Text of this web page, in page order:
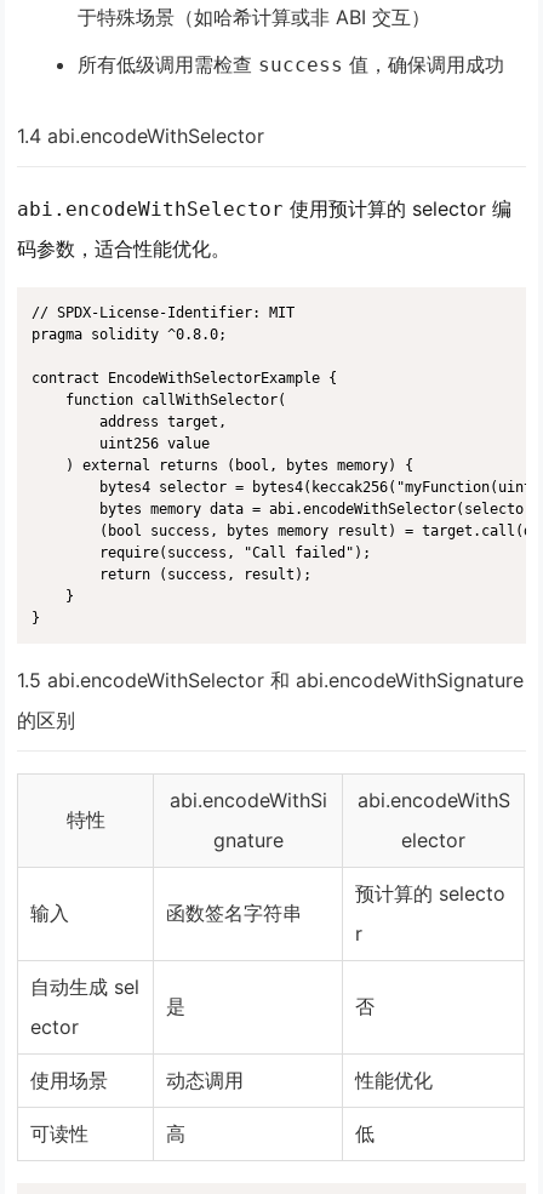
于特殊场景（如哈希计算或非 ABI 交互）
所有低级调用需检查 success 值，确保调用成功
1.4 abi.encodeWithSelector
abi.encodeWithSelector 使用预计算的 selector 编
码参数，适合性能优化。
// SPDX-License-Identifier: MIT
pragma solidity ^0.8.0;
contract EncodeWithSelectorExample {
    function callWithSelector(
        address target,
        uint256 value
    ) external returns (bool, bytes memory) {
bytes4 selector =
bytes memory data =
(bool success, bytes memory result) =
        require(success, "Call failed");
        return (success, result);
    }
}
1.5 abi.encodeWithSelector 和 abi.encodeWithSignature
的区别
特性
abi.encodeWithSi
gnature
abi.encodeWithS
elector
输入 函数签名字符串
预计算的 selecto
r
自动生成 sel
ector
是 否
使用场景 动态调用 性能优化
可读性 高 低